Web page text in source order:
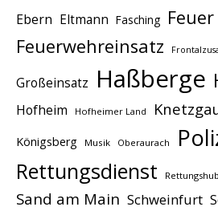
Ebern Eltmann Fasching Feuer
Feuerwehreinsatz
Großeinsatz Haßberge
Hofheim Hofheimer Land
Königsberg Musik Oberaurach
Rettungsdienst
Sand am Main Schweinfurt